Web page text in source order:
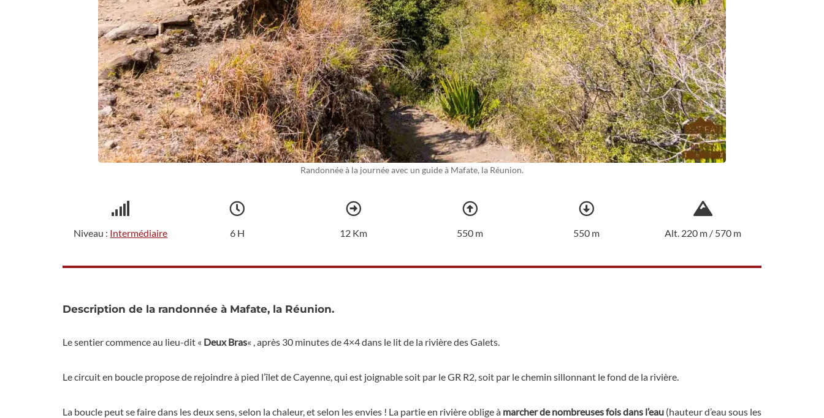
Randonnée à la journée avec un guide à Mafate, la Réunion.
Niveau : Intermédiaire 6 H 12 Km 550 m 550 m Alt. 220 m / 570 m
Description de la randonnée à Mafate, la Réunion.
Le sentier commence au lieu-dit « Deux Bras« , après 30 minutes de 4×4 dans le lit de la rivière des Galets.
Le circuit en boucle propose de rejoindre à pied l’îlet de Cayenne, qui est joignable soit par le GR R2, soit par le chemin sillonnant le fond de la rivière.
La boucle peut se faire dans les deux sens, selon la chaleur, et selon les envies ! La partie en rivière oblige à marcher de nombreuses fois dans l’eau (hauteur d’eau sous les